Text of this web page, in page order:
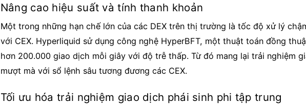
Nâng cao hiệu suất và tính thanh khoản
Một trong những hạn chế lớn của các DEX trên thị trường là tốc độ xử lý
với CEX. Hyperliquid sử dụng công nghệ HyperBFT, một thuật toán đồng
hơn 200.000 giao dịch mỗi giây với độ trễ thấp. Từ đó mang lại trải nghiệm
mượt mà với sổ lệnh sâu tương đương các CEX.
Tối ưu hóa trải nghiệm giao dịch phái sinh phi tập trung